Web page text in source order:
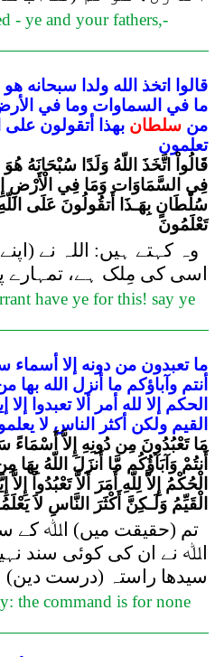
- ye and your fathers,-
قالوا اتخذ الله ولدا سبحانه هو
ما في السماوات وما في
من سلطان بهذا أتقولون على
تعلمون
قَالُواْ اتَّخَذَ اللّهُ وَلَدًا سُبْحَانَهُ
فِي السَّمَاوَات وَمَا فِي الْأَرْضِ
سُلْطَانٍ بِهَـذَا أَتقُولُونَ عَلَى
تَعْلَمُونَ
وہ کہتے ہیں: اللہ نے
اسی کی مِلک ہے، تمہارے
have ye for this! say ye
ما تعبدون من دونه إلا أسماء
أنتم وآباؤكم ما أنزل الله بها
الحكم
إلا لله أمر ألا تعبدوا إلا
القيم ولكن أكثر الناس لا
مَا تَعْبُدُونَ مِن دُونِهِ إِلاَّ أَسْمَاءً
أَنتُمْ وَآبَآؤُكُم مَّا أَنزَلَ اللّهُ
الْحُكْمُ إِلاَّ لِلّهِ أَمَرَ أَلاَّ تَعْبُدُواْ
الْقَيِّمُ وَلَـكِنَّ أَكْثَرَ النَّاسِ لاَ
تم (حقیقت میں) اﷲ کے
اﷲ نے ان کی کوئی سند
سیدھا راستہ (درست دین)
the command is for none